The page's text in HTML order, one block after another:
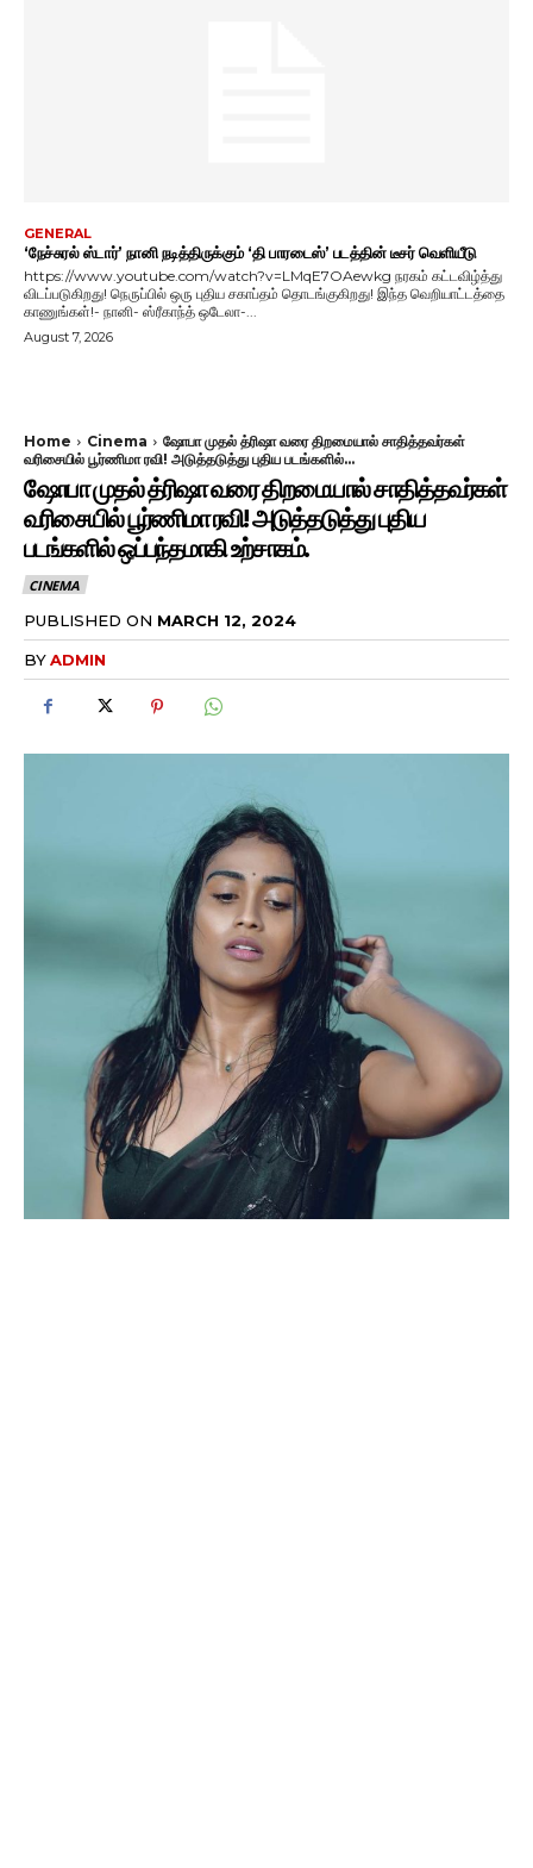
GENERAL
‘நேச்சுரல் ஸ்டார்’ நானி நடித்திருக்கும் ‘தி பாரடைஸ்’ படத்தின் டீசர் வெளியீடு
https://www.youtube.com/watch?v=LMqE7OAewkg நரகம் கட்டவிழ்த்து
விடப்படுகிறது! நெருப்பில் ஒரு புதிய சகாப்தம் தொடங்குகிறது! இந்த வெறியாட்டத்தை
காணுங்கள்!- நானி- ஸ்ரீகாந்த் ஒடேலா-...
August 7, 2026